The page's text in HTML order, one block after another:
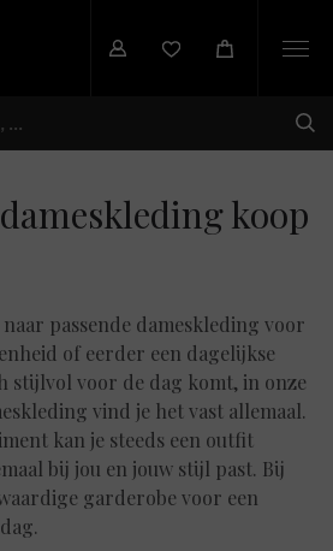
koop
passende dameskleding voor
of eerder een dagelijkse
stijlvol voor de dag komt, in onze
vind je het vast allemaal.
kan je steeds een outfit
bij jou en jouw stijl past. Bij
garderobe voor een